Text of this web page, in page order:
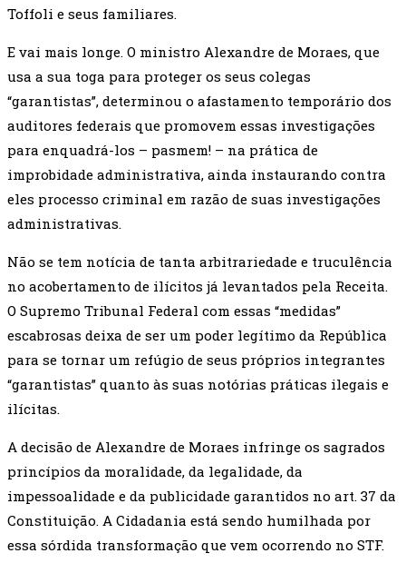
Toffoli e seus familiares.
E vai mais longe. O ministro Alexandre de Moraes, que
usa a sua toga para proteger os seus colegas
“garantistas”, determinou o afastamento temporário dos
auditores federais que promovem essas investigações
para enquadrá-los – pasmem! – na prática de
improbidade administrativa, ainda instaurando contra
eles processo criminal em razão de suas investigações
administrativas.
Não se tem notícia de tanta arbitrariedade e truculência
no acobertamento de ilícitos já levantados pela Receita.
O Supremo Tribunal Federal com essas “medidas”
escabrosas deixa de ser um poder legítimo da República
para se tornar um refúgio de seus próprios integrantes
“garantistas” quanto às suas notórias práticas ilegais e
ilícitas.
A decisão de Alexandre de Moraes infringe os sagrados
princípios da moralidade, da legalidade, da
impessoalidade e da publicidade garantidos no art. 37 da
Constituição. A Cidadania está sendo humilhada por
essa sórdida transformação que vem ocorrendo no STF.